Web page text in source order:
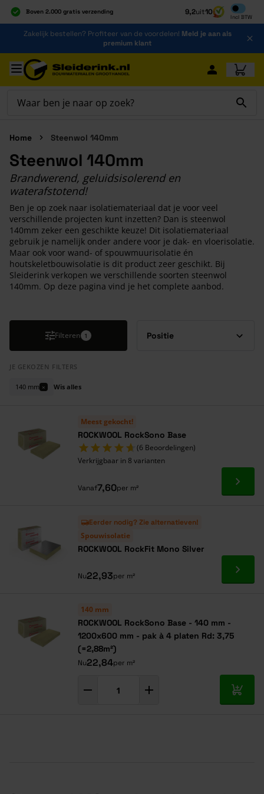
Boven 2.000 gratis verzending
Al 40 jaar dé specialist
Alles onder één dak
9,2uit10
Incl BTW
Inclusief
Ga naar de inhoud
Zakelijk bestellen? Profiteer van de voordelen! Meld je aan als
premium klant
Ga naar hoofdinhoud
Home Steenwol 140mm
Steenwol 140mm
Brandwerend, geluidsisolerend en
waterafstotend!
Ben je op zoek naar isolatiemateriaal dat je voor veel
verschillende projecten kunt inzetten? Dan is steenwol
140mm zeker een geschikte keuze! Dit isolatiemateriaal
gebruik je namelijk onder andere voor je dak- en vloerisolatie.
Maar ook voor wand- of spouwmuurisolatie én
houtskeletbouwisolatie is dit product zeer geschikt. Bij
Sleiderink verkopen we verschillende soorten steenwol
140mm. Op deze pagina vind je het complete aanbod.
Filteren 1
JE GEKOZEN FILTERS
140 mm × Wis alles
Meest gekocht!
ROCKWOOL RockSono Base
(6 Beoordelingen)
Verkrijgbaar in 8 varianten
Vanaf7,60per m² Ga
Eerder nodig? Zie alternatieven!
Spouwisolatie
ROCKWOOL RockFit Mono Silver
Nu22,93per m² Ga
140 mm
ROCKWOOL RockSono Base - 140 mm -
1200x600 mm - pak à 4 platen Rd: 3,75
(=2,88m²)
Nu22,84per m²
In